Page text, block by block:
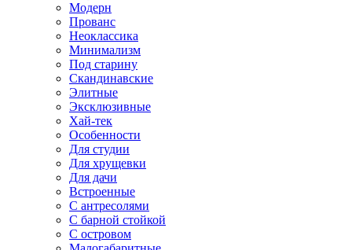
Модерн
Прованс
Неоклассика
Минимализм
Под старину
Скандинавские
Элитные
Эксклюзивные
Хай-тек
Особенности
Для студии
Для хрущевки
Для дачи
Встроенные
С антресолями
С барной стойкой
С островом